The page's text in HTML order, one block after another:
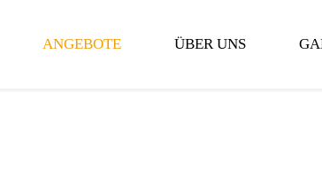
ANGEBOTE ÜBER UNS